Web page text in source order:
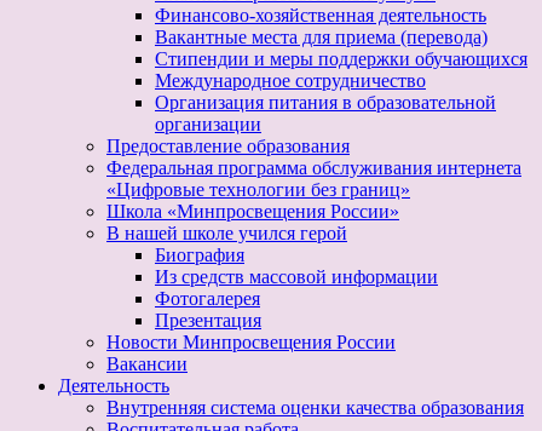
Финансово-хозяйственная деятельность
Вакантные места для приема (перевода)
Стипендии и меры поддержки обучающихся
Международное сотрудничество
Организация питания в образовательной
организации
Предоставление образования
Федеральная программа обслуживания интернета
«Цифровые технологии без границ»
Школа «Минпросвещения России»
В нашей школе учился герой
Биография
Из средств массовой информации
Фотогалерея
Презентация
Новости Минпросвещения России
Вакансии
Деятельность
Внутренняя система оценки качества образования